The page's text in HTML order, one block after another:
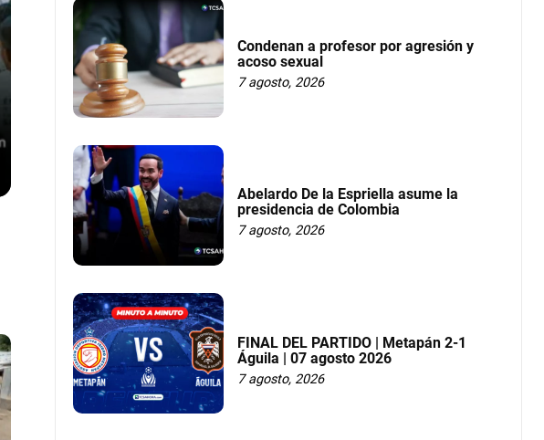
Condenan a profesor por agresión y
acoso sexual
7 agosto, 2026
Abelardo De la Espriella asume la
presidencia de Colombia
7 agosto, 2026
FINAL DEL PARTIDO | Metapán 2-1
Águila | 07 agosto 2026
7 agosto, 2026